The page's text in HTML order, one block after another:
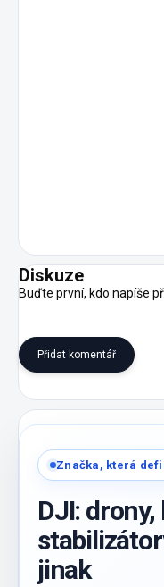
Diskuze
Buďte první, kdo napíše
Přidat komentář
Značka, která
DJI:
jinak